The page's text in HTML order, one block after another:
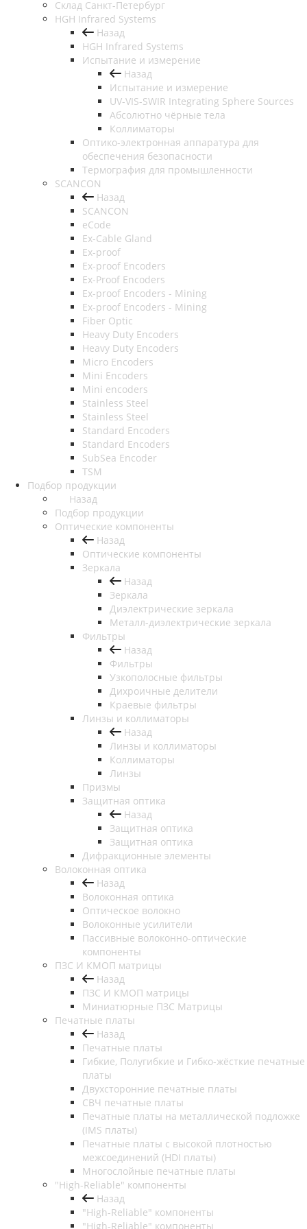
Cклад Санкт-Петербург
HGH Infrared Systems
Назад
HGH Infrared Systems
Испытание и измерение
Назад
Испытание и измерение
UV-VIS-SWIR Integrating Sphere Sources
Абсолютно чёрные тела
Коллиматоры
Оптико-электронная аппаратура для
обеспечения безопасности
Термография для промышленности
SCANCON
Назад
SCANCON
eCode
Ex-Cable Gland
Ex-proof
Ex-proof Encoders
Ex-Proof Encoders
Ex-proof Encoders - Mining
Ex-proof Encoders - Mining
Fiber Optic
Heavy Duty Encoders
Heavy Duty Encoders
Micro Encoders
Mini Encoders
Mini encoders
Stainless Steel
Stainless Steel
Standard Encoders
Standard Encoders
SubSea Encoder
TSM
Подбор продукции
Назад
Подбор продукции
Оптические компоненты
Назад
Оптические компоненты
Зеркала
Назад
Зеркала
Диэлектрические зеркала
Металл-диэлектрические зеркала
Фильтры
Назад
Фильтры
Узкополосные фильтры
Дихроичные делители
Краевые фильтры
Линзы и коллиматоры
Назад
Линзы и коллиматоры
Коллиматоры
Линзы
Призмы
Защитная оптика
Назад
Защитная оптика
Защитная оптика
Дифракционные элементы
Волоконная оптика
Назад
Волоконная оптика
Оптическое волокно
Волоконные усилители
Пассивные волоконно-оптические
компоненты
ПЗС И КМОП матрицы
Назад
ПЗС И КМОП матрицы
Миниатюрные ПЗС Матрицы
Печатные платы
Назад
Печатные платы
Гибкие, Полугибкие и Гибко-жёсткие печатные
платы
Двухсторонние печатные платы
СВЧ печатные платы
Печатные платы на металлической подложке
(IMS платы)
Печатные платы с высокой плотностью
межсоединений (HDI платы)
Многослойные печатные платы
"High-Reliable" компоненты
Назад
"High-Reliable" компоненты
"High-Reliable" компоненты